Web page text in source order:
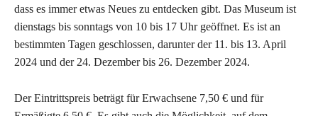
dass es immer etwas Neues zu entdecken gibt. Das Museum ist
dienstags bis sonntags von 10 bis 17 Uhr geöffnet. Es ist an
bestimmten Tagen geschlossen, darunter der 11. bis 13. April
2024 und der 24. Dezember bis 26. Dezember 2024.
Der Eintrittspreis beträgt für Erwachsene 7,50 € und für